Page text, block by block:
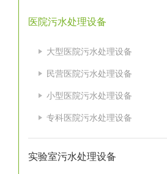
医院污水处理设备
大型医院污水处理设备
民营医院污水处理设备
小型医院污水处理设备
专科医院污水处理设备
实验室污水处理设备